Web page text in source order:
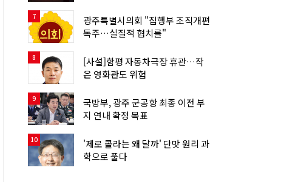
7
광주특별시의회 "집행부 조직개편
독주…실질적 협치를"
8
[사설]함평 자동차극장 휴관…작
은 영화관도 위험
9
국방부, 광주 군공항 최종 이전 부
지 연내 확정 목표
10
'제로 콜라는 왜 달까' 단맛 원리 과
학으로 풀다